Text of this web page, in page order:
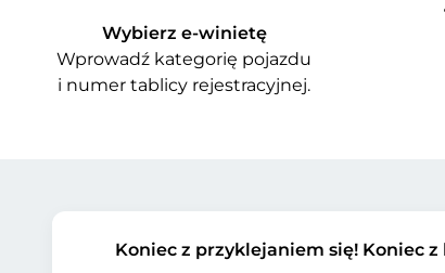
Wybierz e-winietę
Wprowadź kategorię pojazdu
i numer tablicy rejestracyjnej.
Koniec z przyklejaniem się! Koniec